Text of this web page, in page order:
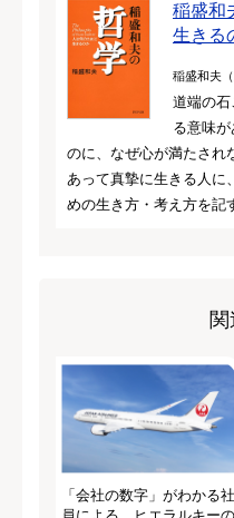
稲盛和
生きる
稲盛和夫
道端の
る意味
のに、なぜ心が満たされ
あって真摯に生きる人に
めの生き方・考え方を記
「会社の数字」がわかる社